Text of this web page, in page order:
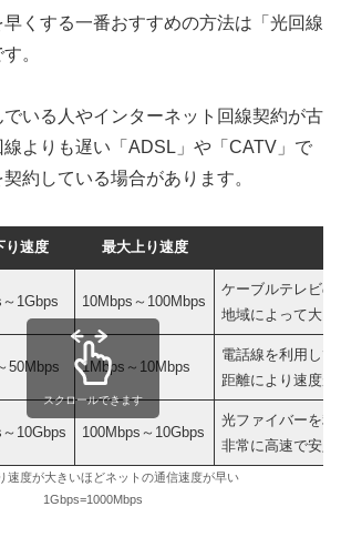
くする一番おすすめの方法は「光回線
。
いる人やインターネット回線契約が古
よりも遅い「ADSL」や「CATV」で
約している場合があります。
り速度 最大上り速度
1Gbps 10Mbps～100Mbps
ケーブルテレビ
地域によって大
50Mbps 1Mbps～10Mbps
電話線を利用し
距離により速度
10Gbps 100Mbps～10Gbps
光ファイバーを利
非常に高速で安定
スクロールできます
速度が大きいほどネットの通信速度が早い
1Gbps=1000Mbps